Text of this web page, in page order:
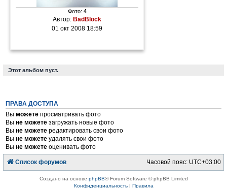
Фото: 4
Автор: BadBlock
01 окт 2008 18:59
Этот альбом пуст.
ПРАВА ДОСТУПА
Выможете просматривать фото
Выне можете загружать новые фото
Выне можете редактировать свои фото
Выне можете удалять свои фото
Выне можете оценивать фото
Список форумов Часовой пояс: UTC+03:00
Создано на основе phpBB® Forum Software © phpBB Limited
Конфиденциальность| Правила